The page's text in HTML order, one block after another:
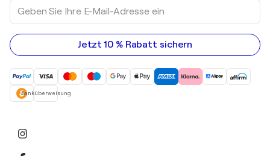
Geben
Sie
Ihre
E-
Mail-
Adresse
Jetzt 10 % Rabatt sichern
Banküberweisung